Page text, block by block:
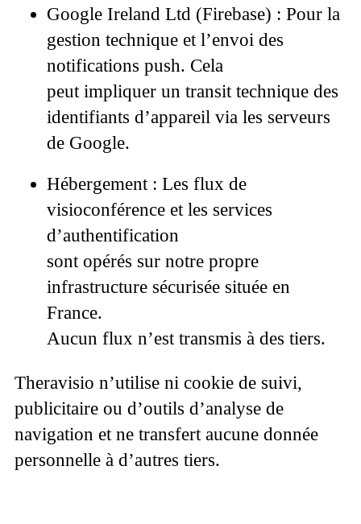
Google Ireland Ltd (Firebase) : Pour la
gestion technique et l’envoi des
notifications push. Cela
peut impliquer un transit technique des
identifiants d’appareil via les serveurs
de Google.
Hébergement : Les flux de
visioconférence et les services
d’authentification
sont opérés sur notre propre
infrastructure sécurisée située en
France.
Aucun flux n’est transmis à des tiers.
Theravisio n’utilise ni cookie de suivi,
publicitaire ou d’outils d’analyse de
navigation et ne transfert aucune donnée
personnelle à d’autres tiers.